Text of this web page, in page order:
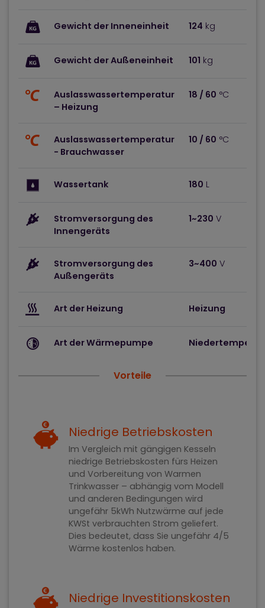
Gewicht der Inneneinheit 124 kg
Gewicht der Außeneinheit 101 kg
Auslasswassertemperatur
– Heizung
18 / 60 °C
Auslasswassertemperatur
- Brauchwasser
10 / 60 °C
Wassertank 180 L
Stromversorgung des
Innengeräts
1~230 V
Stromversorgung des
Außengeräts
3~400 V
Art der Heizung Heizung
Art der Wärmepumpe
Vorteile
Niedrige Betriebskosten
Im Vergleich mit gängigen Kesseln
niedrige Betriebskosten fürs Heizen
und Vorbereitung von Warmen
Trinkwasser – abhängig vom Modell
und anderen Bedingungen wird
ungefähr 5kWh Nutzwärme auf jede
KWSt verbrauchten Strom geliefert.
Dies bedeutet, dass Sie ungefähr 4/5
Wärme kostenlos haben.
Niedrige Investitionskosten